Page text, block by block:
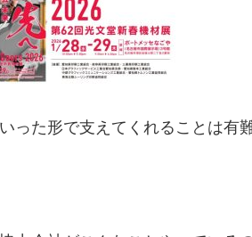
った形で支えてくれることは有